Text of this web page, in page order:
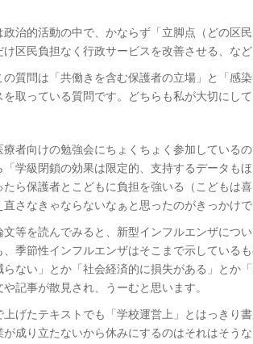
政治的活動の中で、かならず「立脚点（どの区
け区民負担なく行政サービスを改善させる、など
の質問は「共働きを含む保護者の立場」と「感
を取っている質問です。どちらも私が大切にして
療者向けの勉強会にちょくちょく参加している
「学級閉鎖の効果は限定的、支持するデータも
たら保護者とこどもに負担を強いる（こどもは
直さなきゃならないなぁと思ったのがきっかけで
文等を読んでみると、新型インフルエンザにつ
、季節性インフルエンザはそこまで示している
らない」とか「社会経済的に損失がある」とか
や記事が散見され、うーむと思います。
上げたテキストでも「学校運営上」とはっきり
が成り立たないから休みにするのはそれはそう